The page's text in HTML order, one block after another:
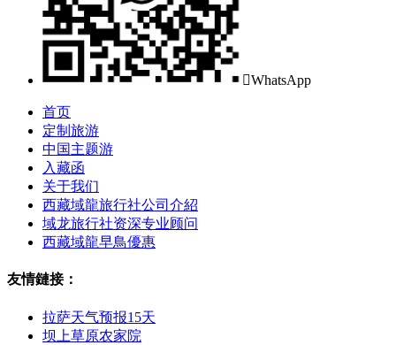
WhatsApp
首页
定制旅游
中国主题游
入藏函
关于我们
西藏域龍旅行社公司介紹
域龙旅行社资深专业顾问
西藏域龍早鳥優惠
友情鏈接：
拉萨天气预报15天
坝上草原农家院